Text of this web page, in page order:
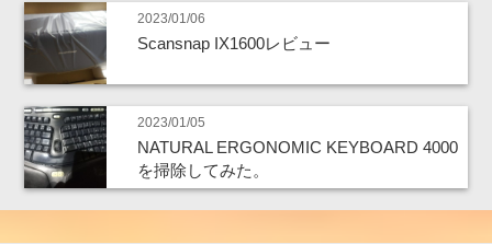
2023/01/06
Scansnap IX1600レビュー
2023/01/05
NATURAL ERGONOMIC KEYBOARD 4000
を掃除してみた。